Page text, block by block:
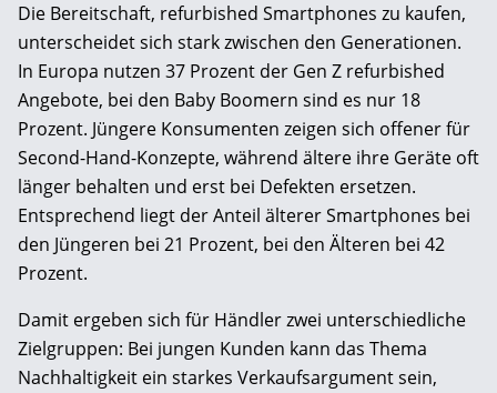
Die Bereitschaft, refurbished Smartphones zu kaufen,
unterscheidet sich stark zwischen den Generationen.
In Europa nutzen 37 Prozent der Gen Z refurbished
Angebote, bei den Baby Boomern sind es nur 18
Prozent. Jüngere Konsumenten zeigen sich offener für
Second-Hand-Konzepte, während ältere ihre Geräte oft
länger behalten und erst bei Defekten ersetzen.
Entsprechend liegt der Anteil älterer Smartphones bei
den Jüngeren bei 21 Prozent, bei den Älteren bei 42
Prozent.
Damit ergeben sich für Händler zwei unterschiedliche
Zielgruppen: Bei jungen Kunden kann das Thema
Nachhaltigkeit ein starkes Verkaufsargument sein,